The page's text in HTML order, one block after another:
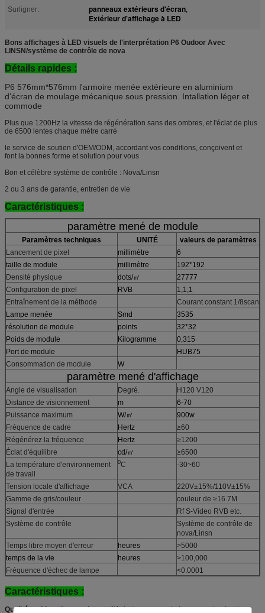
Surligner:
panneaux extérieurs d'écran,
Extérieur d'affichage à LED
Bons affichages à LED visuels de l'interprétation P6 Oudoor Avec
LINSN/système de contrôle de nova
Détails rapides :
P6 576mm*576mm l'armoire menée extérieure en aluminium
d'écran de moulage mécanique sous pression. Intallation léger et
commode
Plus que 1200Hz la vitesse de régénération sans des ombres, et l'éclat de plus
de 6500 lentes chaque mètre carré
le service de soutien d'OEM/ODM, accordant vos conditions, conçoivent et
font la bonnes forme et solution pour vous
Bon et célèbre système de contrôle : Nova/Linsn
2 ou 3 ans de garantie, entretien de vie
Caractéristiques :
paramètre mené de module
Paramètres techniques UNITÉ
valeurs de paramètres
Lancement de pixel
millimètre
6
taille de module
millimètre
192*192
Densité physique
dots/㎡
27777
Configuration de pixel
RVB
1,1,1
Entraînement de la méthode
Courant constant 1/8scan
Lampe menée
Smd
3535
résolution de module
points
32*32
Poids de module
Kilogramme
0,315
Port de module
HUB75
Consommation de module
W
paramètre mené d'affichage
Angle de visualisation Degré.
H120 V120
Distance de visionnement
m
6-70
Puissance maximum
W/㎡
900w
Fréquence de cadre
Hertz
≥60
Régénérez la fréquence
Hertz
≥1200
Éclat d'équilibre
cd/㎡
≥6500
La température d'environnement
de travail
0C -30~60
Tension locale d'affichage VCA
220V±15%/110V±15%
Gamme de gris/couleur
couleur de ≥16.7M
Signal d'entrée
Rf S-Video RVB etc.
Système de contrôle
Système de contrôle de
nova/Linsn
Temps libre moyen d'erreur
heures
>5000
temps de la vie
heures
>100,000
Fréquence d'échec de lampe
<0.0001
Caractéristiques :
Qualité stable et bonne :La qualité de tous nos materias crus est notre de